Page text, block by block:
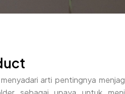
arti pentingnya